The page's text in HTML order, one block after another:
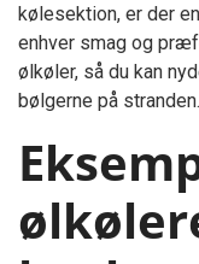
kølesektion, er der
enhver smag og
ølkøler, så du kan
bølgerne på stranden.